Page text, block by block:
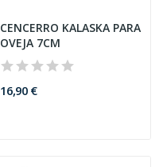
CENCERRO KALASKA PARA
OVEJA 7CM
16,90 €